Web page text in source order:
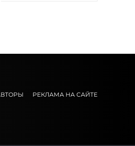
РЕКЛАМА НА САЙТЕ